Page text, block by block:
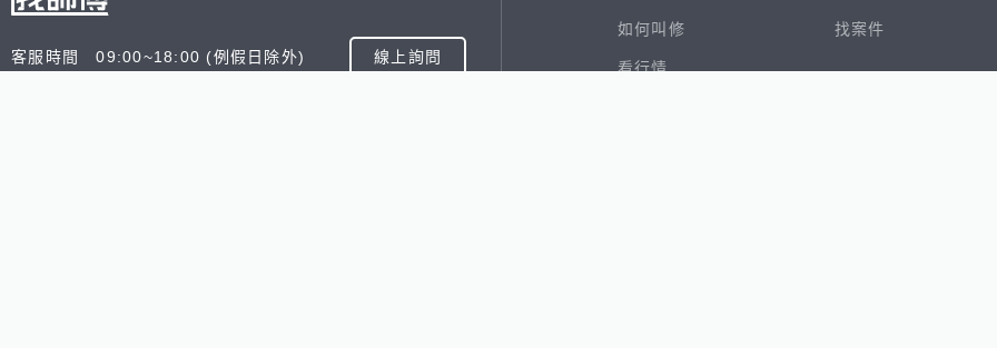
客服時間 09:00~18:00 (例假日除外) 線上詢問
如何叫修
看行情
找案件